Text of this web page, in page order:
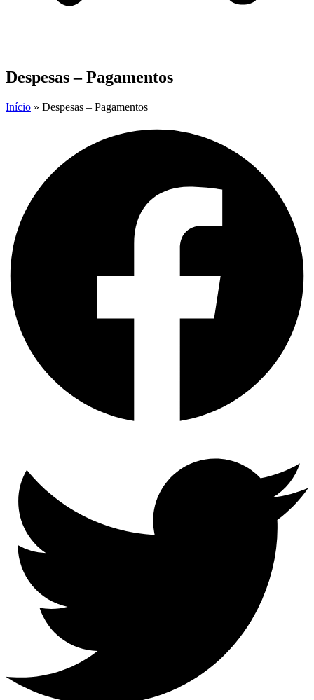
Despesas – Pagamentos
Início » Despesas – Pagamentos